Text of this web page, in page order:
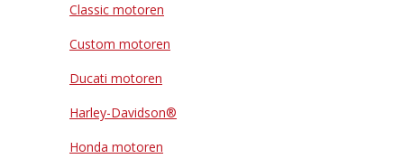
Classic motoren
Custom motoren
Ducati motoren
Harley-Davidson®
Honda motoren